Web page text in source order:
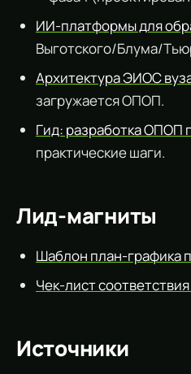
ИИ-платформы для
Выготского/Блума/
Архитектура ЭИОС
загружается ОПОП.
Гид: разработка ОПОП
практические шаги.
Лид-магниты
Шаблон план-графика
Чек-лист
Источники